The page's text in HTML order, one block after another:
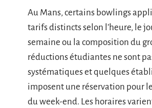
Au Mans, certains bowlings
tarifs distincts selon l’heure, le
semaine ou la composition du
réductions étudiantes ne sont
systématiques et quelques
imposent une réservation pour
du week-end. Les horaires